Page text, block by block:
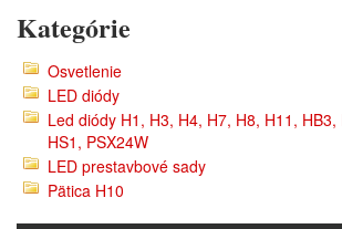
Kategórie
Osvetlenie
LED diódy
Led diódy H1, H3, H4, H7, H8, H11, HB3,
HS1, PSX24W
LED prestavbové sady
Pätica H10